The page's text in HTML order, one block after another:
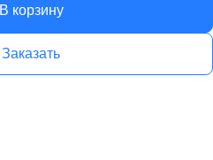
В корзину
Заказать